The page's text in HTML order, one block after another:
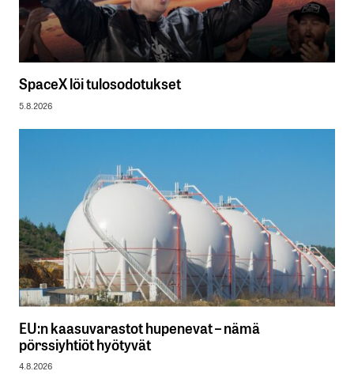
SpaceX löi tulosodotukset
5.8.2026
EU:n kaasuvarastot hupenevat – nämä
pörssiyhtiöt hyötyvät
4.8.2026